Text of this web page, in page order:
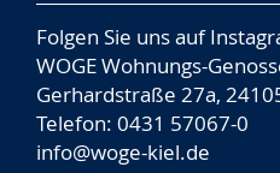
Folgen Sie uns auf
WOGE Wohnungs-
Gerhardstraße 27a,
Telefon: 0431 57067-0
info@woge-kiel.de